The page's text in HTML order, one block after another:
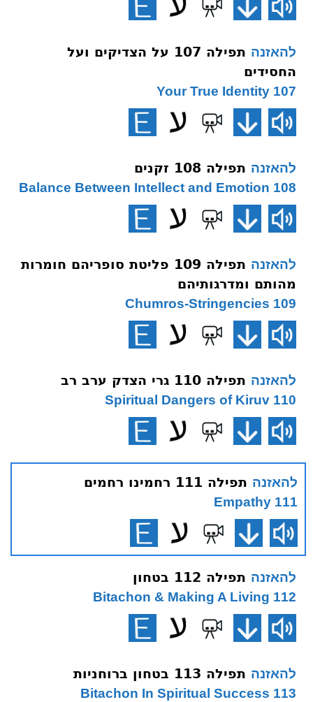
להאזנה
תפילה 107 על הצדיקים ועל
החסידים
107 Your True Identity
להאזנה תפילה 108 זקנים
108 Balance Between Intellect and Emotion
להאזנה
תפילה 109 פליטת סופריהם חומרות
מהותם ומדרגותיהם
109 Chumros-Stringencies
להאזנה תפילה 110 גרי הצדק ערב רב
110 Spiritual Dangers of Kiruv
להאזנה תפילה 111 רחמינו רחמים
111 Empathy
להאזנה תפילה 112 בטחון
112 Bitachon & Making A Living
להאזנה תפילה 113 בטחון ברוחניות
113 Bitachon In Spiritual Success